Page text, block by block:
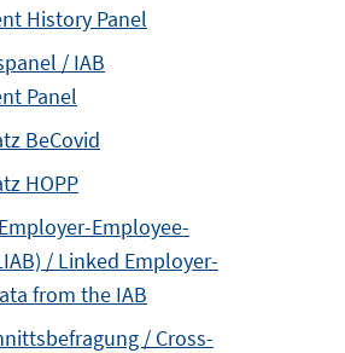
History Panel
/ IAB
Panel
BeCovid
HOPP
Employee-
/ Linked Employer-
from the IAB
/ Cross-